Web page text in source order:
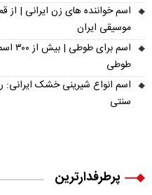
اسم خواننده های زن ایرانی |
موسیقی ایران
اسم
طوطی
اسم انواع شیرینی خشک ایرانی:
سنتی
پرطرفدارترین